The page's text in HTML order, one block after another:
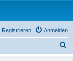
Anmelden
Registrieren